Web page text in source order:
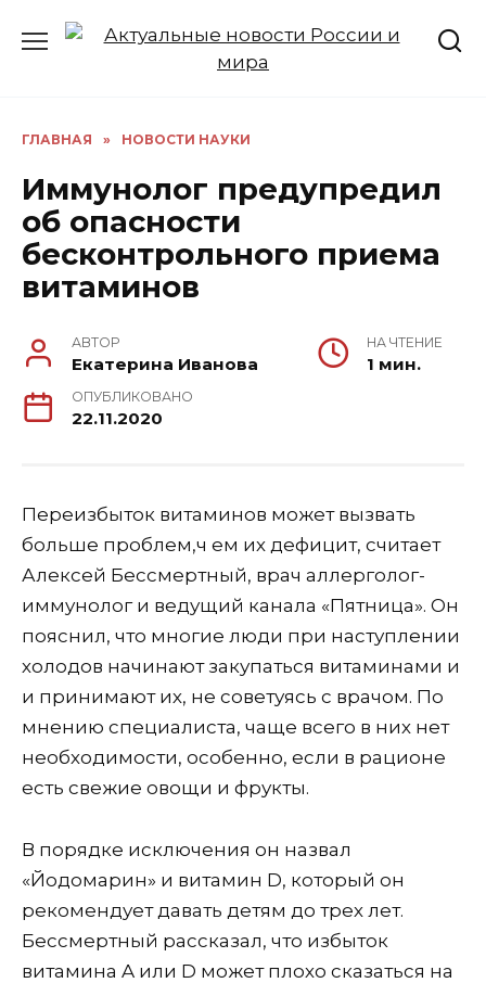
ГЛАВНАЯ » НОВОСТИ НАУКИ
Иммунолог предупредил
об опасности
бесконтрольного приема
витаминов
АВТОР
Екатерина Иванова
НА ЧТЕНИЕ
1 мин.
ОПУБЛИКОВАНО
22.11.2020
Переизбыток витаминов может вызвать
больше проблем,ч ем их дефицит, считает
Алексей Бессмертный, врач аллерголог-
иммунолог и ведущий канала «Пятница». Он
пояснил, что многие люди при наступлении
холодов начинают закупаться витаминами и
и принимают их, не советуясь с врачом. По
мнению специалиста, чаще всего в них нет
необходимости, особенно, если в рационе
есть свежие овощи и фрукты.
В порядке исключения он назвал
«Йодомарин» и витамин D, который он
рекомендует давать детям до трех лет.
Бессмертный рассказал, что избыток
витамина A или D может плохо сказаться на